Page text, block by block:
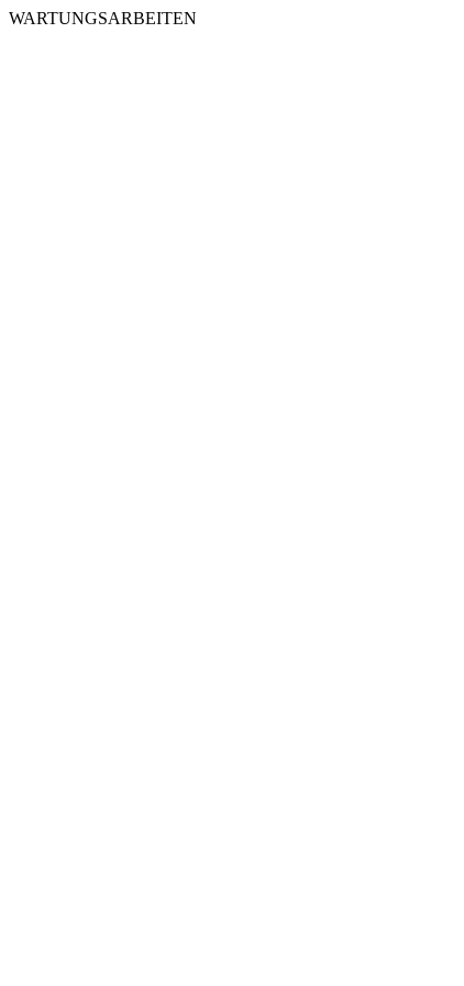
WARTUNGSARBEITEN